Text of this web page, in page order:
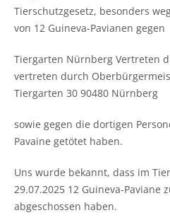
Tierschutzgesetz, besonders
von 12 Guineva-Pavianen gegen
Tiergarten Nürnberg Vertreten
vertreten durch
Tiergarten 30 90480 Nürnberg
sowie gegen die dortigen
Pavaine getötet haben.
Uns wurde bekannt, dass im
29.07.2025 12 Guineva-Paviane
abgeschossen haben.